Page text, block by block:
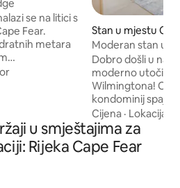
se na litici s
Fear.
metara
prostrana
i
rijeku!
Stan u mjestu
gton
Moderan stan u
udaljenost,
Dobro došli u
moderno
Wilmingtona!
kondominij spaja
odvažnom,
nudi otmjen,
nekoliko koraka
rijeku! Naš
Cijena · Lokacija
u smještajima za
Rijeka Cape Fear